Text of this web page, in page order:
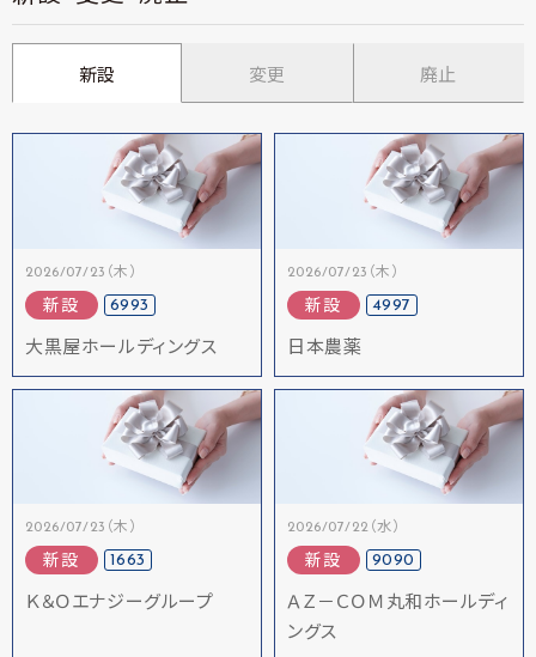
新設 変更 廃止
2026/07/23（木）
新設 6993
大黒屋ホールディングス
2026/07/23（木）
新設 4997
日本農薬
2026/07/23（木）
新設 1663
Ｋ＆Ｏエナジーグループ
2026/07/22（水）
新設 9090
ＡＺ－ＣＯＭ丸和ホールディ
ングス